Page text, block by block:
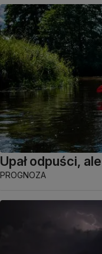
Upał odpuści,
PROGNOZA